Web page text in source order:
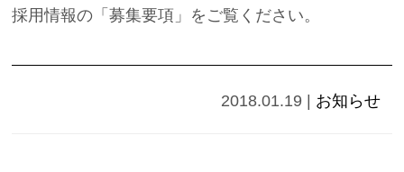
採用情報の「募集要項」をご覧ください。
2018.01.19 | お知らせ